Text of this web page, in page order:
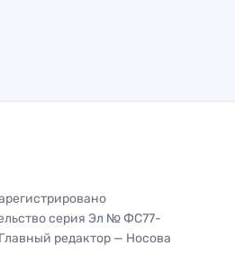
серия Эл № ФС77-
редактор — Носова